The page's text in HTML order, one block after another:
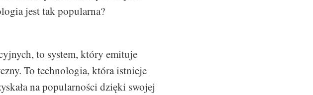
jest tak popularna?
to system, który emituje
To technologia, która istnieje
na popularności dzięki swojej